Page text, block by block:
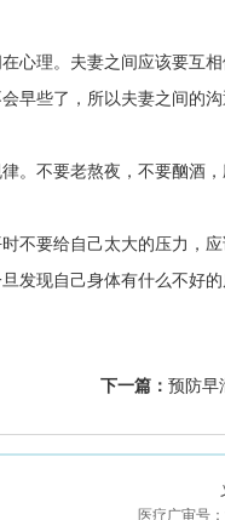
理。夫妻之间应该要互相
早些了，所以夫妻之间的沟
不要老熬夜，不要酗酒，
要给自己太大的压力，应
发现自己身体有什么不好
下一篇： 预防早
医疗广审号